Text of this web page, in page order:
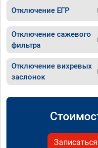
Отключение ЕГР
Отключение сажевого
фильтра
Отключение вихревых
заслонок
Записаться